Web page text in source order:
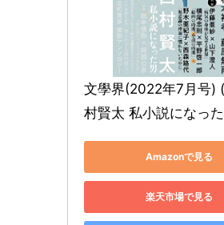
文學界(2022年7月号)
村賢太 私小説になっ
Amazonで見る
楽天市場で見る